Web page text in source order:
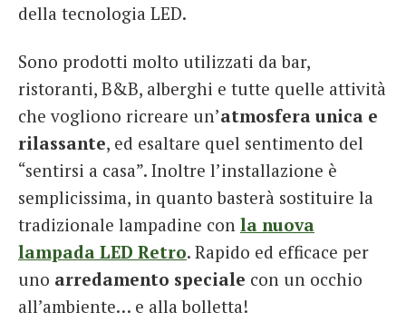
della tecnologia LED.
Sono prodotti molto utilizzati da bar,
ristoranti, B&B, alberghi e tutte quelle attività
che vogliono ricreare un’atmosfera unica e
rilassante, ed esaltare quel sentimento del
“sentirsi a casa”. Inoltre l’installazione è
semplicissima, in quanto basterà sostituire la
tradizionale lampadine con la nuova
lampada LED Retro. Rapido ed efficace per
uno arredamento speciale con un occhio
all’ambiente… e alla bolletta!